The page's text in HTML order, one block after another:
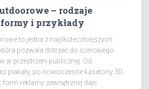
– rodzaje
i przykłady
to jedna z najskuteczniejszych
pozwala dotrzeć do szerokiego
w przestrzeni publicznej. Od
plakaty, po nowoczesne kasetony 3D
reklamy zewnętrznej daje